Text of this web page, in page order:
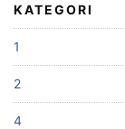
KATEGORI
1
2
4